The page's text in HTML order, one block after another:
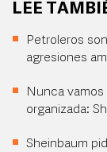
LEE
Petroleros
agresiones
Nunca
organizada:
Sheinbaum